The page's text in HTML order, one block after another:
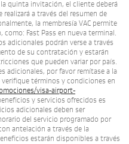
quinta invitación, el cliente deberá
a través del resumen de
la membresía VAC permite
Fast Pass en nueva terminal.
adicionales podrán verse a través
de su contratación y estarán
que pueden variar por país.
adicionales, por favor remítase a la
términos y condiciones en
visa-airport-
y servicios ofrecidos es
adicionales deben ser
del servicio programado por
antelación a través de la
estarán disponibles a través